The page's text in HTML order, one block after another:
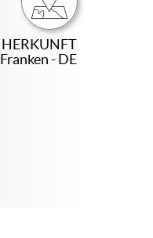
HERKUNFT
Franken - DE